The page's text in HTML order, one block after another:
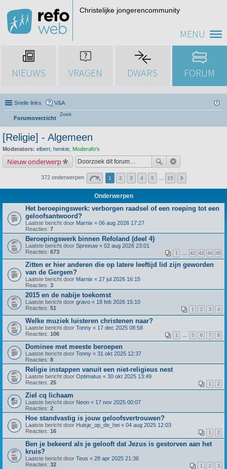
MENU
Christelijke jongerencommunity
NIEUWS VRAGEN DWARS FORUM
Snelle links V&A
Forumoverzicht
Zoek
[Religie] - Algemeen
Moderators: elbert henkie Moderafo's
Nieuw onderwerp
372 onderwerpen 1 2 3 4 5 15
Onderwerpen
Het beroepingswerk: verborgen raadsel of een roeping tot een
geloofsantwoord?
Laatste bericht door Marnix « 06 aug 2026 17:27
Reacties: 7
Beroepingswerk binnen Refoland (deel 4)
Laatste bericht door Spreeuw « 02 aug 2026 23:01
Reacties: 673 1 42 43 44 45
Zitten er hier anderen die op latere leeftijd lid zijn geworden
van de Gergem?
Laatste bericht door Marnix « 27 jul 2026 16:15
Reacties: 3
2015 en de nabije toekomst
Laatste bericht door gravo « 18 feb 2026 15:10
Reacties: 51 1 2 3 4
Welke muziek luisteren christenen naar?
Laatste bericht door Tonny « 17 dec 2025 08:58
Reacties: 106 1 5 6 7 8
Dominee met meeste beroepen
Laatste bericht door Tonny « 31 okt 2025 12:37
Reacties: 8
Religie instappen vanuit een niet-religieus nest
Laatste bericht door Optimatus « 30 okt 2025 13:49
Reacties: 25 1 2
Ziel cq lichaam
Laatste bericht door Neon « 17 nov 2025 00:07
Reacties: 2
Hoe standvastig is jouw geloofsvertrouwen?
Laatste bericht door Huisje_op_de_hei « 04 aug 2025 12:03
Reacties: 16 1 2
Ben je bekeerd als je gelooft dat Jezus is gestorven aan het
kruis?
Laatste bericht door Teus « 28 apr 2025 21:36
Reacties: 32 1 2 3